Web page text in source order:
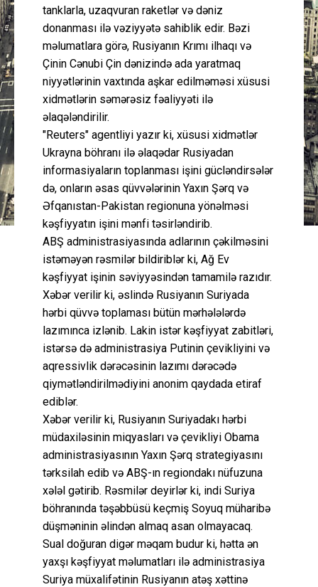
tanklarla, uzaqvuran raketlər və dəniz
donanması ilə vəziyyətə sahiblik edir. Bəzi
məlumatlara görə, Rusiyanın Krımı ilhaqı və
Çinin Cənubi Çin dənizində ada yaratmaq
niyyətlərinin vaxtında aşkar edilməməsi xüsusi
xidmətlərin səmərəsiz fəaliyyəti ilə
əlaqələndirilir.
"Reuters" agentliyi yazır ki, xüsusi xidmətlər
Ukrayna böhranı ilə əlaqədar Rusiyadan
informasiyaların toplanması işini gücləndirsələr
də, onların əsas qüvvələrinin Yaxın Şərq və
Əfqanıstan-Pakistan regionuna yönəlməsi
kəşfiyyatın işini mənfi təsirləndirib.
ABŞ administrasiyasında adlarının çəkilməsini
istəməyən rəsmilər bildiriblər ki, Ağ Ev
kəşfiyyat işinin səviyyəsindən tamamilə razıdır.
Xəbər verilir ki, əslində Rusiyanın Suriyada
hərbi qüvvə toplaması bütün mərhələlərdə
lazımınca izlənib. Lakin istər kəşfiyyat zabitləri,
istərsə də administrasiya Putinin çevikliyini və
aqressivlik dərəcəsinin lazımı dərəcədə
qiymətləndirilmədiyini anonim qaydada etiraf
ediblər.
Xəbər verilir ki, Rusiyanın Suriyadakı hərbi
müdaxiləsinin miqyasları və çevikliyi Obama
administrasiyasının Yaxın Şərq strategiyasını
tərksilah edib və ABŞ-ın regiondakı nüfuzuna
xələl gətirib. Rəsmilər deyirlər ki, indi Suriya
böhranında təşəbbüsü keçmiş Soyuq müharibə
düşməninin əlindən almaq asan olmayacaq.
Sual doğuran digər məqam budur ki, hətta ən
yaxşı kəşfiyyat məlumatları ilə administrasiya
Suriya müxalifətinin Rusiyanın atəş xəttinə